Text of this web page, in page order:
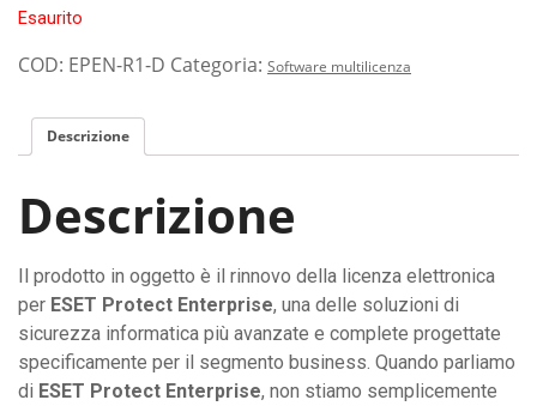
Esaurito
COD: EPEN-R1-D Categoria: Software multilicenza
Descrizione
Descrizione
Il prodotto in oggetto è il rinnovo della licenza elettronica
per ESET Protect Enterprise, una delle soluzioni di
sicurezza informatica più avanzate e complete progettate
specificamente per il segmento business. Quando parliamo
di ESET Protect Enterprise, non stiamo semplicemente